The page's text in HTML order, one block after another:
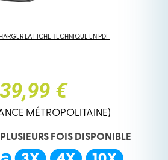
LA FICHE TECHNIQUE EN PDF
39,99 €
MÉTROPOLITAINE)
FOIS DISPONIBLE